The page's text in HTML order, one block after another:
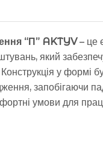
“П” AKTYV– це
який
Конструкція у формі
запобігаючи
умови для